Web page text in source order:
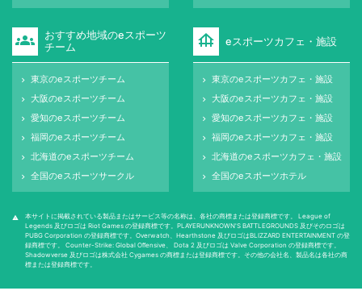
groups
おすすめ地域のeスポーツ
チーム
keyboard_arrow_right 東京のeスポーツチーム
keyboard_arrow_right 大阪のeスポーツチーム
keyboard_arrow_right 愛知のeスポーツチーム
keyboard_arrow_right 福岡のeスポーツチーム
keyboard_arrow_right 北海道のeスポーツチーム
keyboard_arrow_right 全国のeスポーツサークル
foundation eスポーツカフェ・施設
keyboard_arrow_right 東京のeスポーツカフェ・施設
keyboard_arrow_right 大阪のeスポーツカフェ・施設
keyboard_arrow_right 愛知のeスポーツカフェ・施設
keyboard_arrow_right 福岡のeスポーツカフェ・施設
keyboard_arrow_right 北海道のeスポーツカフェ・施設
keyboard_arrow_right 全国のeスポーツホテル
warning
本サイトに掲載されている製品またはサービス等の名称は、各社の商標または登録商標です。 League of
Legends 及びロゴは Riot Games の登録商標です。PLAYERUNKNOWN'S BATTLEGROUNDS 及びそのロゴは
PUBG Corporation の登録商標です。Overwatch、Hearthstone 及びロゴはBLIZZARD ENTERTAINMENT の登
録商標です。 Counter-Strike: Global Oﬀensive、 Dota 2 及びロゴは Valve Corporation の登録商標です。
Shadowverse 及びロゴは株式会社 Cygames の商標または登録商標です。その他の会社名、製品名は各社の商
標または登録商標です。